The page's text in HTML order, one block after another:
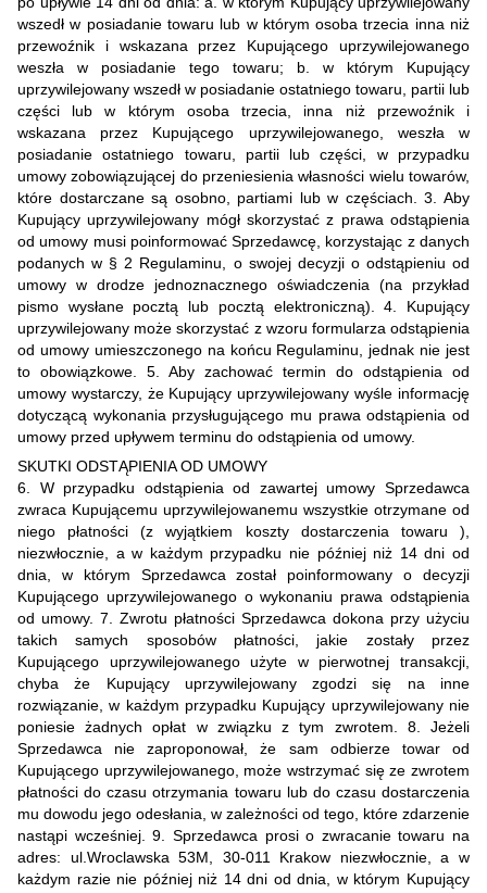
wszedł w posiadanie towaru lub w którym osoba trzecia inna niż
przewoźnik i wskazana przez Kupującego uprzywilejowanego
weszła w posiadanie tego towaru; b. w którym Kupujący
uprzywilejowany wszedł w posiadanie ostatniego towaru, partii lub
części lub w którym osoba trzecia, inna niż przewoźnik i
wskazana przez Kupującego uprzywilejowanego, weszła w
posiadanie ostatniego towaru, partii lub części, w przypadku
umowy zobowiązującej do przeniesienia własności wielu towarów,
które dostarczane są osobno, partiami lub w częściach. 3. Aby
Kupujący uprzywilejowany mógł skorzystać z prawa odstąpienia
od umowy musi poinformować Sprzedawcę, korzystając z danych
podanych w § 2 Regulaminu, o swojej decyzji o odstąpieniu od
umowy w drodze jednoznacznego oświadczenia (na przykład
pismo wysłane pocztą lub pocztą elektroniczną). 4. Kupujący
uprzywilejowany może skorzystać z wzoru formularza odstąpienia
od umowy umieszczonego na końcu Regulaminu, jednak nie jest
to obowiązkowe. 5. Aby zachować termin do odstąpienia od
umowy wystarczy, że Kupujący uprzywilejowany wyśle informację
dotyczącą wykonania przysługującego mu prawa odstąpienia od
umowy przed upływem terminu do odstąpienia od umowy.
SKUTKI ODSTĄPIENIA OD UMOWY
6. W przypadku odstąpienia od zawartej umowy Sprzedawca
zwraca Kupującemu uprzywilejowanemu wszystkie otrzymane od
niego płatności (z wyjątkiem koszty dostarczenia towaru ),
niezwłocznie, a w każdym przypadku nie później niż 14 dni od
dnia, w którym Sprzedawca został poinformowany o decyzji
Kupującego uprzywilejowanego o wykonaniu prawa odstąpienia
od umowy. 7. Zwrotu płatności Sprzedawca dokona przy użyciu
takich samych sposobów płatności, jakie zostały przez
Kupującego uprzywilejowanego użyte w pierwotnej transakcji,
chyba że Kupujący uprzywilejowany zgodzi się na inne
rozwiązanie, w każdym przypadku Kupujący uprzywilejowany nie
poniesie żadnych opłat w związku z tym zwrotem. 8. Jeżeli
Sprzedawca nie zaproponował, że sam odbierze towar od
Kupującego uprzywilejowanego, może wstrzymać się ze zwrotem
płatności do czasu otrzymania towaru lub do czasu dostarczenia
mu dowodu jego odesłania, w zależności od tego, które zdarzenie
nastąpi wcześniej. 9. Sprzedawca prosi o zwracanie towaru na
adres: ul.Wroclawska 53M, 30-011 Krakow niezwłocznie, a w
każdym razie nie później niż 14 dni od dnia, w którym Kupujący